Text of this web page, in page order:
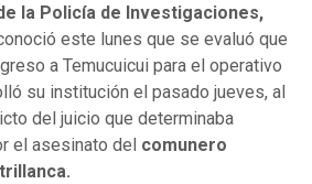
la Policía de Investigaciones,
este lunes que se evaluó que
a Temucuicui para el operativo
su institución el pasado jueves, al
del juicio que determinaba
el asesinato del comunero